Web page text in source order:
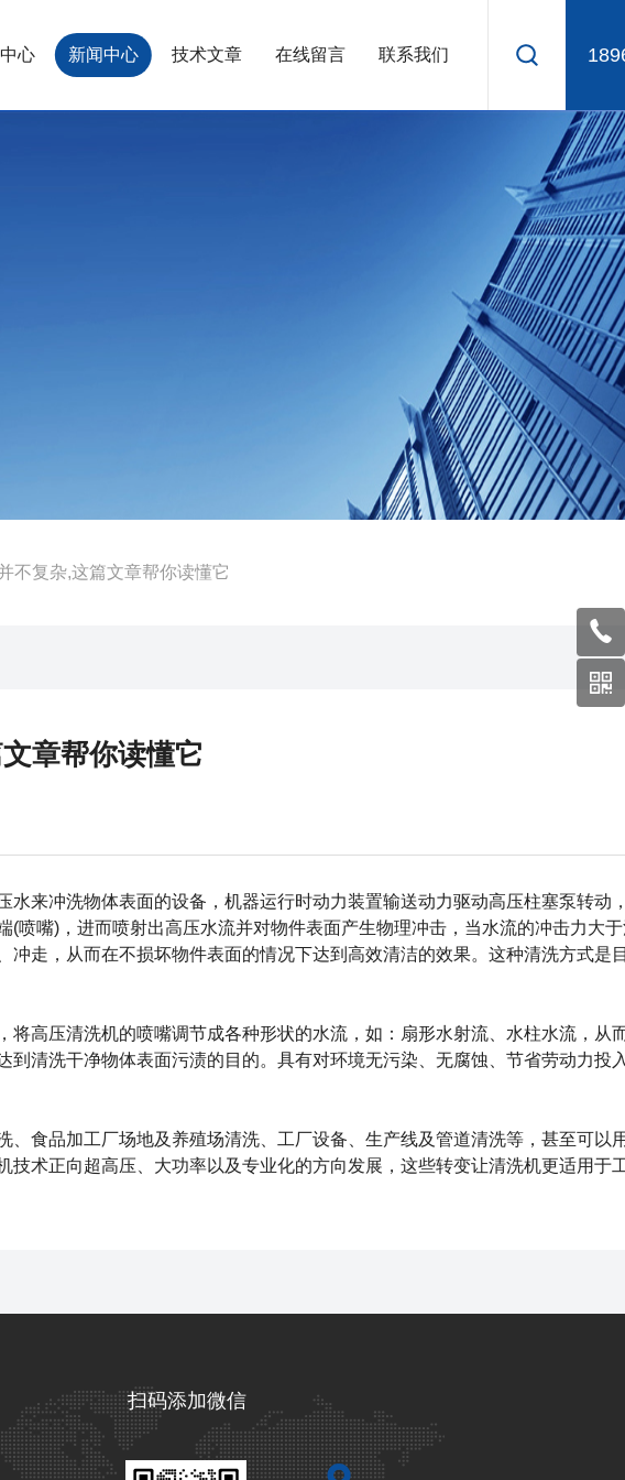
心 新闻中心 技术文章 在线留言 联系我们
不复杂,这篇文章帮你读懂它
章帮你读懂它
水来冲洗物体表面的设备，机器运行时动力装置输送动力驱动高压柱塞泵转动
喷嘴)，进而喷射出高压水流并对物件表面产生物理冲击，当水流的冲击力大
走，从而在不损坏物件表面的情况下达到高效清洁的效果。这种清洗方式是
将高压清洗机的喷嘴调节成各种形状的水流，如：扇形水射流、水柱水流，从
清洗干净物体表面污渍的目的。具有对环境无污染、无腐蚀、节省劳动力投
、食品加工厂场地及养殖场清洗、工厂设备、生产线及管道清洗等，甚至可以
术正向超高压、大功率以及专业化的方向发展，这些转变让清洗机更适用于
扫码添加微信